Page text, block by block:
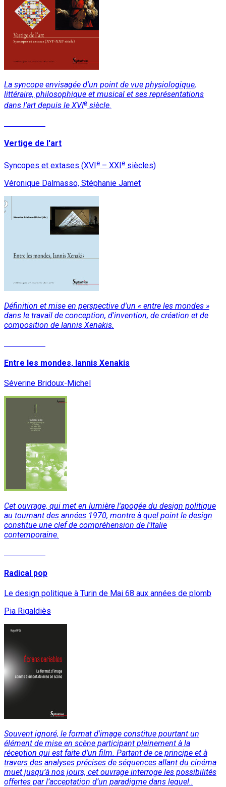
La syncope envisagée d'un point de vue physiologique,
littéraire, philosophique et musical et ses représentations
dans l'art depuis le XVIe siècle.
Vertige de l'art
Syncopes et extases (XVIe – XXIe siècles)
Véronique Dalmasso, Stéphanie Jamet
Définition et mise en perspective d'un « entre les mondes »
dans le travail de conception, d'invention, de création et de
composition de Iannis Xenakis.
Entre les mondes, Iannis Xenakis
Séverine Bridoux-Michel
Cet ouvrage, qui met en lumière l'apogée du design politique
au tournant des années 1970, montre à quel point le design
constitue une clef de compréhension de l'Italie
contemporaine.
Radical pop
Le design politique à Turin de Mai 68 aux années de plomb
Pia Rigaldiès
Souvent ignoré, le format d'image constitue pourtant un
élément de mise en scène participant pleinement à la
réception qui est faite d’un film. Partant de ce principe et à
travers des analyses précises de séquences allant du cinéma
muet jusqu’à nos jours, cet ouvrage interroge les possibilités
offertes par l’acceptation d’un paradigme dans lequel..